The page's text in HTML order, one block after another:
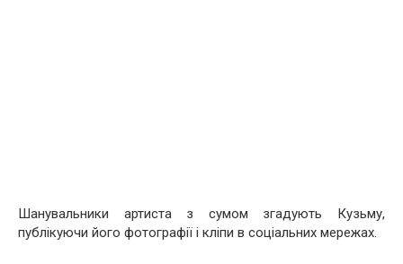
Шанувальники артиста з сумом згадують Кузьму,
публікуючи його фотографії і кліпи в соціальних мережах.